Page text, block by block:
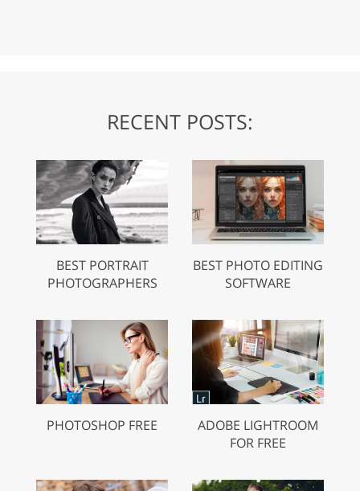
RECENT POSTS:
BEST PORTRAIT
PHOTOGRAPHERS
BEST PHOTO EDITING
SOFTWARE
PHOTOSHOP FREE
ADOBE LIGHTROOM
FOR FREE